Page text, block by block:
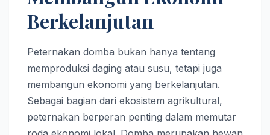
Berkelanjutan
Peternakan domba bukan hanya tentang
memproduksi daging atau susu, tetapi juga
membangun ekonomi yang berkelanjutan.
Sebagai bagian dari ekosistem agrikultural,
peternakan berperan penting dalam memutar